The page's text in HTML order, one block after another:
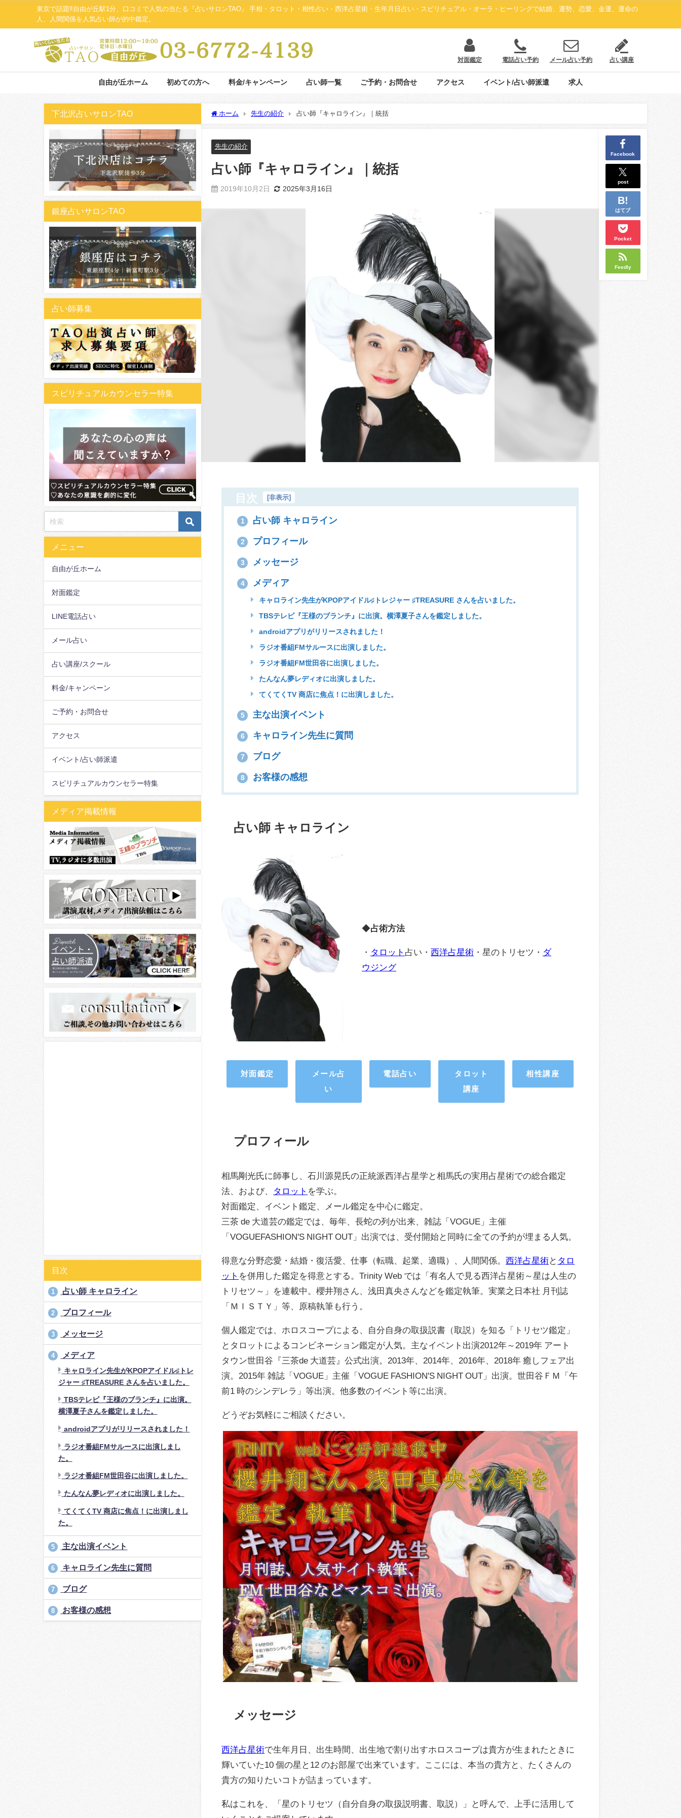
東京で話題‼自由が丘駅1分、口コミで人気の当たる『占いサロンTAO』 手相・タロット・相性占い・西洋占星術・生年月日占い・スピリチュアル・オーラ・ヒーリングで結婚、運勢、恋愛、金運、運命の
人、人間関係を人気占い師が的中鑑定。
対面鑑定 電話占い予約 メール占い予約 占い講座
自由が丘ホーム 初めての方へ 料金/キャンペーン 占い師一覧 ご予約・お問合せ アクセス イベント/占い師派遣 求人
ホーム 先生の紹介 占い師『キャロライン』｜統括
Facebook
post
はてブ
Pocket
Feedly
先生の紹介
占い師『キャロライン』｜統括
2019年10月2日 2025年3月16日
目次 [非表示]
1 占い師 キャロライン
2 プロフィール
3 メッセージ
4 メディア
キャロライン先生がKPOPアイドル♯トレジャー ♯TREASURE さんを占いました。
TBSテレビ『王様のブランチ』に出演。横澤夏子さんを鑑定しました。
androidアプリがリリースされました！
ラジオ番組FMサルースに出演しました。
ラジオ番組FM世田谷​に出演しました。
たんなん夢レディオ​に出演しました。
てくてくTV 商店に焦点！に出演しました。
5 主な出演イベント
6 キャロライン先生に質問
7 ブログ
8 お客様の感想
占い師 キャロライン
◆占術方法
・ タロット 占い・ 西洋占星術・星のトリセツ・ ダ
ウジング
対面鑑定
メール占
い
電話占い
タロット
講座
相性講座
プロフィール
相馬剛光氏に師事し、石川源晃氏の正統派西洋占星学と相馬氏の実用占星術での総合鑑定
法、および、
タロット を学ぶ。
対面鑑定、イベント鑑定、メール鑑定を中心に鑑定。
三茶 de 大道芸の鑑定では、毎年、長蛇の列が出来、雑誌「VOGUE」主催
「VOGUEFASHION'S NIGHT OUT」出演では、受付開始と同時に全ての予約が埋まる人気。
得意な分野恋愛・結婚・復活愛、仕事（転職、起業、適職）、人間関係。西洋占星術と タロ
ット を併用した鑑定を得意とする。Trinity Web では「有名人で見る西洋占星術～星は人生の
トリセツ～」を連載中。櫻井翔さん、浅田真央さんなどを鑑定執筆。実業之日本社 月刊誌
「ＭＩＳＴＹ」等、原稿執筆も行う。
個人鑑定では、ホロスコープによる、自分自身の取扱説書（取説）を知る「トリセツ鑑定」
とタロットによるコンビネーション鑑定が人気。主なイベント出演2012年～2019年 アート
タウン世田谷『三茶de 大道芸』公式出演。2013年、2014年、2016年、2018年 癒しフェア出
演。2015年 雑誌「VOGUE」主催「VOGUE FASHION'S NIGHT OUT」出演。世田谷ＦＭ「午
前1 時のシンデレラ」等出演。他多数のイベント等に出演。
どうぞお気軽にご相談ください。
メッセージ
西洋占星術で生年月日、出生時間、出生地で割り出すホロスコープは貴方が生まれたときに
輝いていた10 個の星と12 のお部屋で出来ています。ここには、本当の貴方と、たくさんの
貴方の知りたいコトが詰まっています。
私はこれを、「星のトリセツ（自分自身の取扱説明書、取説）」と呼んで、上手に活用して
下北沢占いサロンTAO
銀座占いサロンTAO
占い師募集
スピリチュアルカウンセラー特集
メニュー
自由が丘ホーム
対面鑑定
LINE電話占い
メール占い
占い講座/スクール
料金/キャンペーン
ご予約・お問合せ
アクセス
イベント/占い師派遣
スピリチュアルカウンセラー特集
メディア掲載情報
目次
1 占い師 キャロライン
2 プロフィール
3 メッセージ
4 メディア
キャロライン先生がKPOPアイドル♯トレ
ジャー ♯TREASURE さんを占いました。
TBSテレビ『王様のブランチ』に出演。
横澤夏子さんを鑑定しました。
androidアプリがリリースされました！
ラジオ番組FMサルースに出演しまし
た。
ラジオ番組FM世田谷​に出演しました。
たんなん夢レディオ​に出演しました。
てくてくTV 商店に焦点！に出演しまし
た。
5 主な出演イベント
6 キャロライン先生に質問
7 ブログ
8 お客様の感想